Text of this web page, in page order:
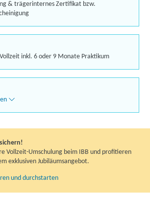
& trägerinternes Zertifikat bzw.
inkl. 6 oder 9 Monate Praktikum
Vollzeit-Umschulung beim IBB und profitieren
exklusiven Jubiläumsangebot.
und durchstarten